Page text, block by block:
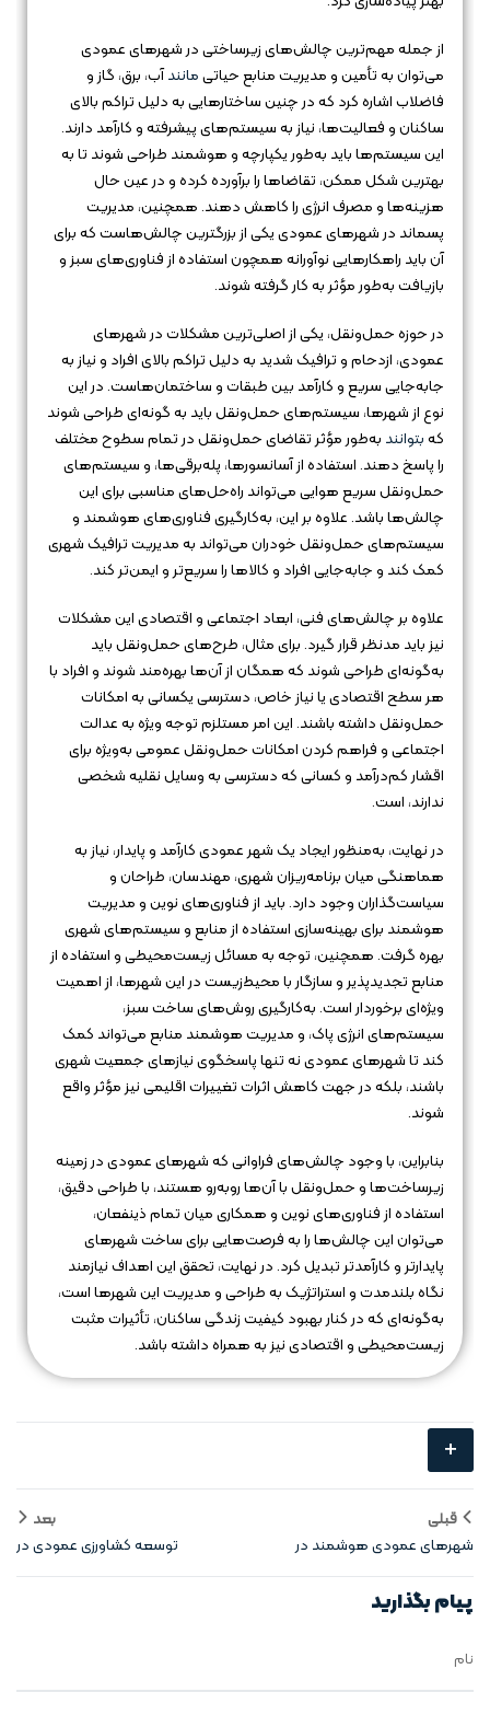
از جمله مهم‌ترین چالش‌های زیرساختی در شهرهای عمودی
می‌توان به تأمین و مدیریت منابع حیاتیمانندآب، برق، گاز و
فاضلاب اشاره کرد که در چنین ساختارهایی به دلیل تراکم بالای
ساکنان و فعالیت‌ها، نیاز به سیستم‌های پیشرفته و کارآمد دارند.
این سیستم‌ها باید به‌طور یکپارچه و هوشمند طراحی شوند تا به
بهترین شکل ممکن، تقاضاها را برآورده کرده و در عین حال
هزینه‌ها و مصرف انرژی را کاهش دهند. همچنین، مدیریت
پسماند در شهرهای عمودی یکی از بزرگترین چالش‌هاست که برای
آن باید راهکارهایی نوآورانه همچون استفاده از فناوری‌های سبز و
بازیافت به‌طور مؤثر به کار گرفته شوند.
در حوزه حمل‌ونقل، یکی از اصلی‌ترین مشکلات در شهرهای
عمودی، ازدحام و ترافیک شدید به دلیل تراکم بالای افراد و نیاز به
جابه‌جایی سریع و کارآمد بین طبقات و ساختمان‌هاست. در این
نوع از شهرها، سیستم‌های حمل‌ونقل باید به گونه‌ای طراحی شوند
کهبتوانند به‌طور مؤثر تقاضای حمل‌ونقل در تمام سطوح مختلف
را پاسخ دهند. استفاده از آسانسورها، پله‌برقی‌ها، و سیستم‌های
حمل‌ونقل سریع هوایی می‌تواند راه‌حل‌های مناسبی برای این
چالش‌ها باشد. علاوه بر این، به‌کارگیری فناوری‌های هوشمند و
سیستم‌های حمل‌ونقل خودران می‌تواند به مدیریت ترافیک شهری
کمک کند و جابه‌جایی افراد و کالاها را سریع‌تر و ایمن‌تر کند.
علاوه بر چالش‌های فنی، ابعاد اجتماعی و اقتصادی این مشکلات
نیز باید مدنظر قرار گیرد. برای مثال، طرح‌های حمل‌ونقل باید
به‌گونه‌ای طراحی شوند که همگان از آن‌ها بهره‌مند شوند و افراد با
هر سطح اقتصادی یا نیاز خاص، دسترسی یکسانی به امکانات
حمل‌ونقل داشته باشند. این امر مستلزم توجه ویژه به عدالت
اجتماعی و فراهم کردن امکانات حمل‌ونقل عمومی به‌ویژه برای
اقشار کم‌درآمد و کسانی که دسترسی به وسایل نقلیه شخصی
ندارند، است.
در نهایت، به‌منظور ایجاد یک شهر عمودی کارآمد و پایدار، نیاز به
هماهنگی میان برنامه‌ریزان شهری، مهندسان، طراحان و
سیاست‌گذاران وجود دارد. باید از فناوری‌های نوین و مدیریت
هوشمند برای بهینه‌سازی استفاده از منابع و سیستم‌های شهری
بهره گرفت. همچنین، توجه به مسائل زیست‌محیطی و استفاده از
منابع تجدیدپذیر و سازگار با محیط‌زیست در این شهرها، از اهمیت
ویژه‌ای برخوردار است. به‌کارگیری روش‌های ساخت سبز،
سیستم‌های انرژی پاک، و مدیریت هوشمند منابع می‌تواند کمک
کند تا شهرهای عمودی نه تنها پاسخگوی نیازهای جمعیت شهری
باشند، بلکه در جهت کاهش اثرات تغییرات اقلیمی نیز مؤثر واقع
شوند.
بنابراین، با وجود چالش‌های فراوانی که شهرهای عمودی در زمینه
زیرساخت‌ها و حمل‌ونقل با آن‌ها روبه‌رو هستند، با طراحی دقیق،
استفاده از فناوری‌های نوین و همکاری میان تمام ذینفعان،
می‌توان این چالش‌ها را به فرصت‌هایی برای ساخت شهرهای
پایدارتر و کارآمدتر تبدیل کرد. در نهایت، تحقق این اهداف نیازمند
نگاه بلندمدت و استراتژیک به طراحی و مدیریت این شهرها است،
به‌گونه‌ای که در کنار بهبود کیفیت زندگی ساکنان، تأثیرات مثبت
زیست‌محیطی و اقتصادی نیز به همراه داشته باشد.
+
قبلی
شهرهای عمودی هوشمند در
کشورهای مختلف
بعد
توسعه کشاورزی عمودی در
شهرهای هوشمند
پیام بگذارید
نام